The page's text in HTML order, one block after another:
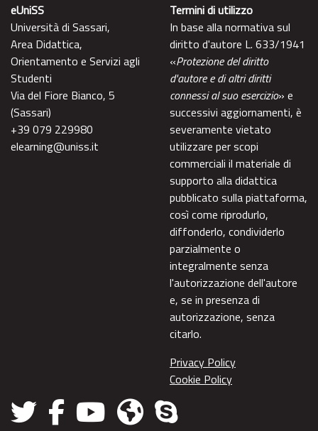
eUniSS
Università di Sassari,
Area Didattica,
Orientamento e Servizi agli
Studenti
Via del Fiore Bianco, 5
(Sassari)
+39 079 229980
elearning@uniss.it
Termini di utilizzo
In base alla normativa sul
diritto d'autore L. 633/1941
«Protezione del diritto
d'autore e di altri diritti
connessi al suo esercizio» e
successivi aggiornamenti, è
severamente vietato
utilizzare per scopi
commerciali il materiale di
supporto alla didattica
pubblicato sulla piattaforma,
così come riprodurlo,
diffonderlo, condividerlo
parzialmente o
integralmente senza
l'autorizzazione dell'autore
e, se in presenza di
autorizzazione, senza
citarlo.
Privacy Policy
Cookie Policy